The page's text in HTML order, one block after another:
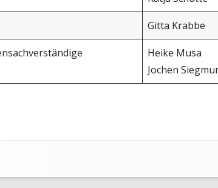
Gitta Krabbe
Heike Musa
Jochen